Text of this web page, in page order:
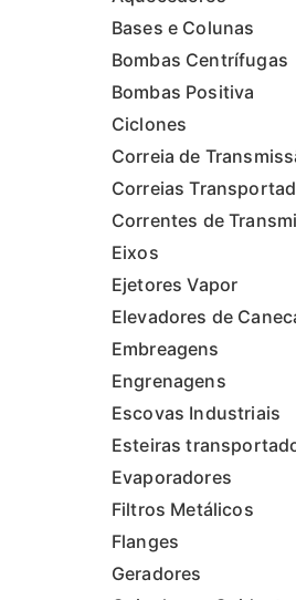
Bases e Colunas
Bombas Centrífugas
Bombas Positiva
Ciclones
Correia de
Correias
Correntes de
Eixos
Ejetores Vapor
Elevadores de
Embreagens
Engrenagens
Escovas Industriais
Esteiras
Evaporadores
Filtros Metálicos
Flanges
Geradores